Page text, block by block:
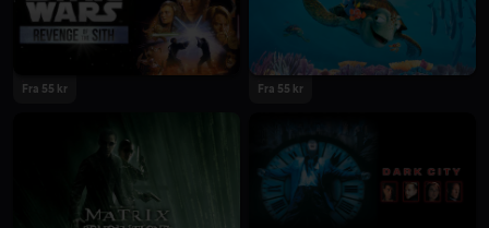
Fra 55 kr Fra 55 kr